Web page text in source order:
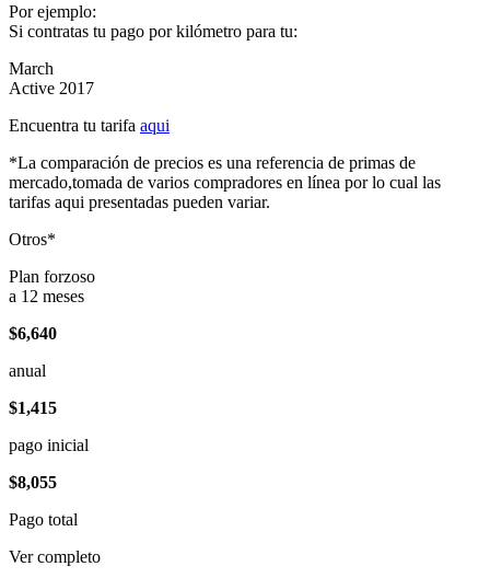
Por ejemplo:
Si contratas tu pago por kilómetro para tu:
March
Active 2017
Encuentra tu tarifa aqui
*La comparación de precios es una referencia de primas de
mercado,tomada de varios compradores en línea por lo cual las
tarifas aqui presentadas pueden variar.
Otros*
Plan forzoso
a 12 meses
$6,640
anual
$1,415
pago inicial
$8,055
Pago total
Ver completo